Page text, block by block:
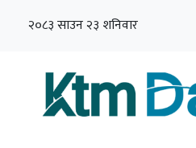
२०८३ साउन २३ शनिवार